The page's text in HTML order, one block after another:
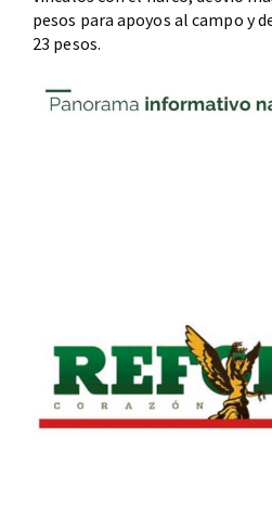
pesos para apoyos al campo y
23 pesos.